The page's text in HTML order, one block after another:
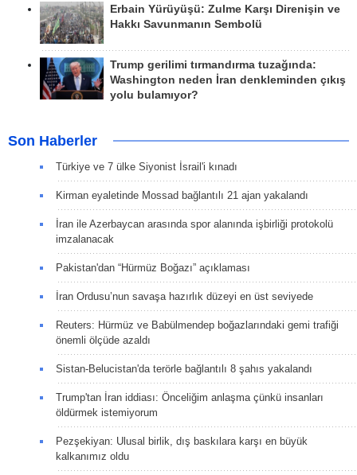
Erbain Yürüyüşü: Zulme Karşı Direnişin ve
Hakkı Savunmanın Sembolü
Trump gerilimi tırmandırma tuzağında:
Washington neden İran denkleminden çıkış
yolu bulamıyor?
Son Haberler
Türkiye ve 7 ülke Siyonist İsrail'i kınadı
Kirman eyaletinde Mossad bağlantılı 21 ajan yakalandı
İran ile Azerbaycan arasında spor alanında işbirliği protokolü
imzalanacak
Pakistan'dan “Hürmüz Boğazı” açıklaması
İran Ordusu’nun savaşa hazırlık düzeyi en üst seviyede
Reuters: Hürmüz ve Babülmendep boğazlarındaki gemi trafiği
önemli ölçüde azaldı
Sistan-Belucistan'da terörle bağlantılı 8 şahıs yakalandı
Trump'tan İran iddiası: Önceliğim anlaşma çünkü insanları
öldürmek istemiyorum
Pezşekiyan: Ulusal birlik, dış baskılara karşı en büyük
kalkanımız oldu